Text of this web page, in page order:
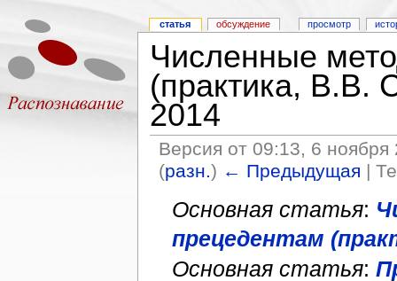
Численные
(практика, В.В.
2014
Версия от 09:13, 6
(разн.) ← Предыдущая |
Основная статья:
прецедентам
Основная статья:
статья обсуждение просмотр